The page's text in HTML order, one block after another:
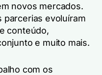
novos mercados.
parcerias evoluíram
conteúdo,
e muito mais.
com os